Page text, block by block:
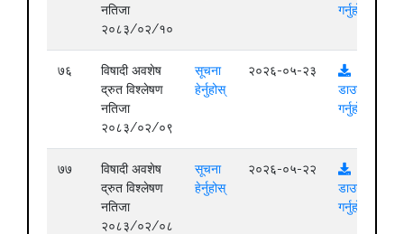
नतिजा
२०८३/०२/१०
गर्नुहोस्
७६
विषादी अवशेष
द्रुत विश्लेषण
नतिजा
२०८३/०२/०९
सूचना
हेर्नुहोस्
२०२६-०५-२३
डाउनलोड
गर्नुहोस्
७७
विषादी अवशेष
द्रुत विश्लेषण
नतिजा
२०८३/०२/०८
सूचना
हेर्नुहोस्
२०२६-०५-२२
डाउनलोड
गर्नुहोस्